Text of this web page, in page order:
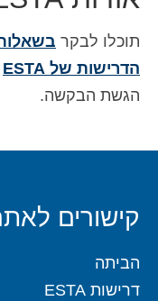
תוכלו לבקר
הדרישות של ESTA
הגשת הבקשה.
קישורים
הביתה
דרישות ESTA